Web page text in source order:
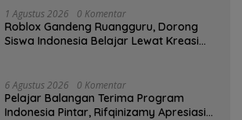
1 Agustus 2026 0 Komentar
Roblox Gandeng Ruangguru, Dorong
Siswa Indonesia Belajar Lewat Kreasi
6 Agustus 2026 0 Komentar
Pelajar Balangan Terima Program
Indonesia Pintar, Rifqinizamy Apresiasi